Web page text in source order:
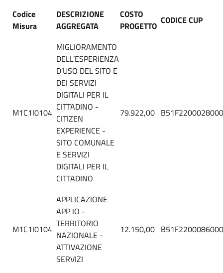
Codice
Misura
DESCRIZIONE
AGGREGATA
COSTO
PROGETTO CODICE CUP
M1C1I0104
MIGLIORAMENTO
DELL’ESPERIENZA
D’USO DEL SITO E
DEI SERVIZI
DIGITALI PER IL
CITTADINO -
CITIZEN
EXPERIENCE -
SITO COMUNALE
E SERVIZI
DIGITALI PER IL
CITTADINO
79.922,00
M1C1I0104
APPLICAZIONE
APP IO -
TERRITORIO
NAZIONALE -
ATTIVAZIONE
SERVIZI
12.150,00